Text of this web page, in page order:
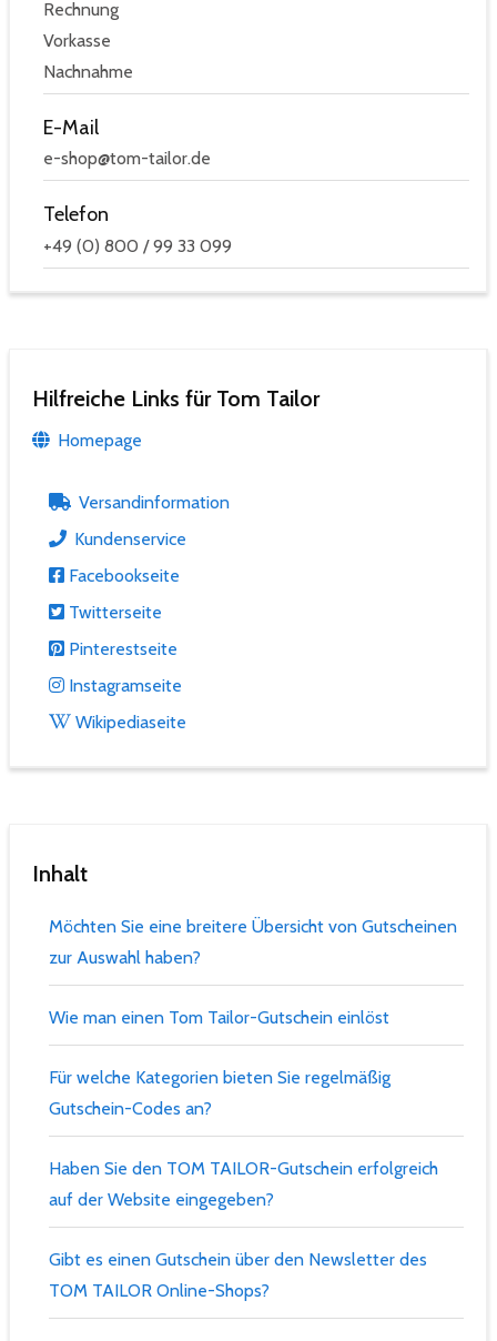
Rechnung
Vorkasse
Nachnahme
E-Mail
e-shop@tom-tailor.de
Telefon
+49 (0) 800 / 99 33 099
Hilfreiche Links für Tom Tailor
Homepage
Versandinformation
Kundenservice
Facebookseite
Twitterseite
Pinterestseite
Instagramseite
Wikipediaseite
Inhalt
Möchten Sie eine breitere Übersicht von Gutscheinen
zur Auswahl haben?
Wie man einen Tom Tailor-Gutschein einlöst
Für welche Kategorien bieten Sie regelmäßig
Gutschein-Codes an?
Haben Sie den TOM TAILOR-Gutschein erfolgreich
auf der Website eingegeben?
Gibt es einen Gutschein über den Newsletter des
TOM TAILOR Online-Shops?